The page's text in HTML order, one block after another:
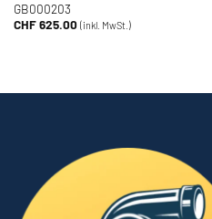
GB000203
CHF625.00 (inkl. MwSt.)